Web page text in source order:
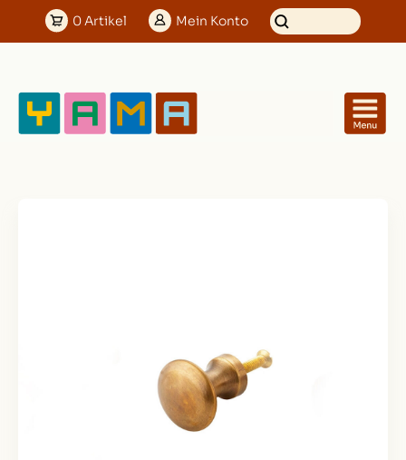
0Artikel Mein Konto